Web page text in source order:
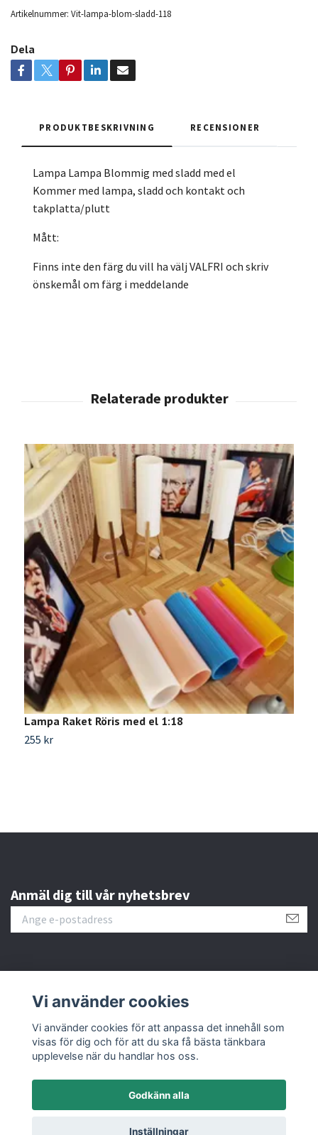
Artikelnummer: Vit-lampa-blom-sladd-118
Dela
PRODUKTBESKRIVNING RECENSIONER
Lampa Lampa Blommig med sladd med el
Kommer med lampa, sladd och kontakt och
takplatta/plutt
Mått:
Finns inte den färg du vill ha välj VALFRI och skriv
önskemål om färg i meddelande
Lampa Raket Röris med el 1:18
255 kr
Anmäl dig till vår nyhetsbrev
Sociala medier
© 2026 M&C Miniatures
Vi använder cookies
Vi använder cookies för att anpassa det innehåll som
visas för dig och för att du ska få bästa tänkbara
upplevelse när du handlar hos oss.
Godkänn alla
Inställningar